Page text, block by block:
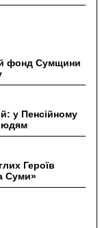
фонд Сумщини
у Пенсійному
Героїв
Суми»